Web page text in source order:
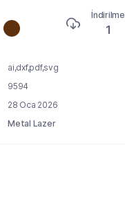
İndirilme
1
ai,dxf,pdf,svg
9594
28 Oca 2026
Metal Lazer